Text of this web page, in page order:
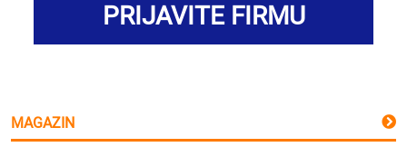
PRIJAVITE FIRMU
MAGAZIN